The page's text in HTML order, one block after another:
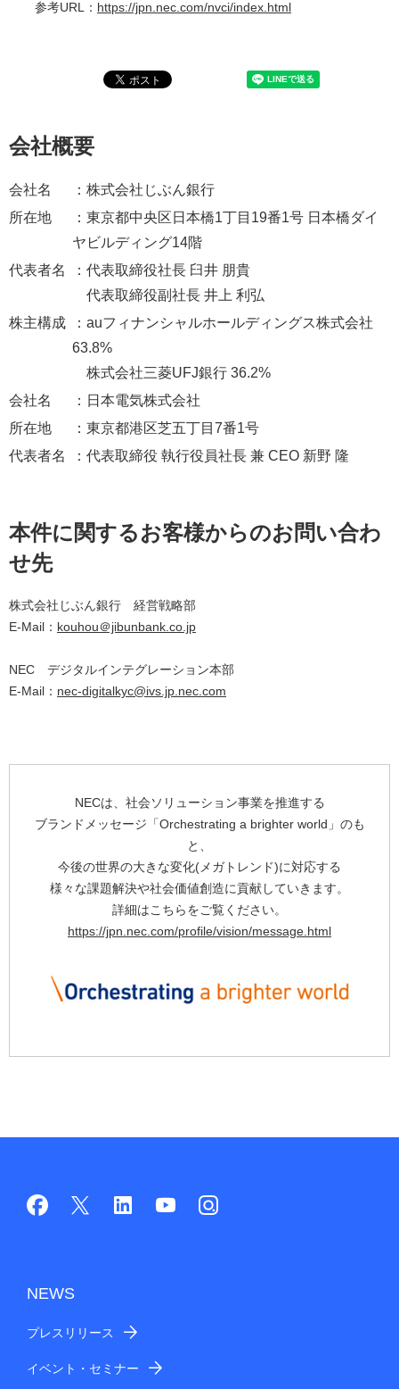
参考URL： https://jpn.nec.com/nvci/index.html
会社概要
会社名
：株式会社じぶん銀行
所在地
：東京都中央区日本橋1丁目19番1号 日本橋ダイ
ヤビルディング14階
代表者名
：代表取締役社長 臼井 朋貴
代表取締役副社長 井上 利弘
株主構成
：auフィナンシャルホールディングス株式会社
63.8%
株式会社三菱UFJ銀行 36.2%
会社名
：日本電気株式会社
所在地
：東京都港区芝五丁目7番1号
代表者名
：代表取締役 執行役員社長 兼 CEO 新野 隆
本件に関するお客様からのお問い合わ
せ先
株式会社じぶん銀行 経営戦略部
E-Mail： kouhou＠jibunbank.co.jp
NEC デジタルインテグレーション本部
E-Mail： nec-digitalkyc@ivs.jp.nec.com
NECは、社会ソリューション事業を推進する
ブランドメッセージ「Orchestrating a brighter world」のも
と、
今後の世界の大きな変化(メガトレンド)に対応する
様々な課題解決や社会価値創造に貢献していきます。
詳細はこちらをご覧ください。
https://jpn.nec.com/profile/vision/message.html
NEWS
プレスリリース
イベント・セミナー